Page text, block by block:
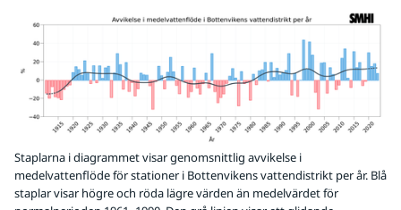
Staplarna i diagrammet visar genomsnittlig avvikelse i
medelvattenflöde för stationer i Bottenvikens vattendistrikt per år. Blå
staplar visar högre och röda lägre värden än medelvärdet för